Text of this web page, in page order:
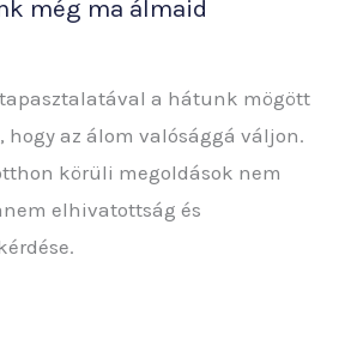
még ma álmaid
tapasztalatával a hátunk mögött
az álom valósággá váljon.
körüli megoldások nem
elhivatottság és